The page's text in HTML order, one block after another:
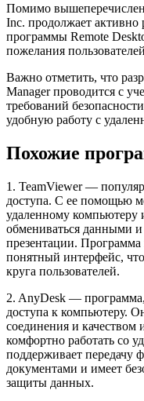
Помимо
Inc. продолжает активно
программы Remote
пожелания
Важно отметить, что
Manager проводится с
требований
удобную работу с
Похожие
1. TeamViewer —
доступа. С ее помощью
удаленному компьютеру
обмениваться данными
презентации.
понятный интерфейс,
круга пользователей.
2. AnyDesk — программа,
доступа к компьютеру.
соединения и качеством
комфортно работать со
поддерживает передачу
документами и имеет
защиты данных.